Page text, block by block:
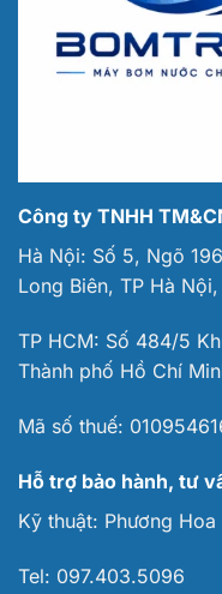
Công ty TNHH
Hà Nội: Số 5, Ngõ
Long Biên, TP Hà
TP HCM: Số 484/5
Thành phố Hồ Chí
Mã số thuế:
Hỗ trợ bảo hành, tư
Kỹ thuật: Phương Hoa
Tel: 097.403.5096